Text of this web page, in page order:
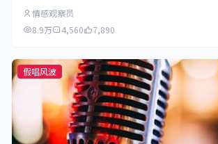
情感观察员
8.9万
4,560 7,890
假唱风波